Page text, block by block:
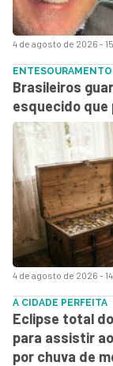
4 de agosto de 2026 -
4 de agosto de 2026 -
ENTESOURAMENTO
Brasileiros
esquecido que
A CIDADE PERFEITA
Eclipse total
para assistir
por chuva de